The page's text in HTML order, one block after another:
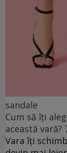
sandale
Cum să îți
această
Vara îți